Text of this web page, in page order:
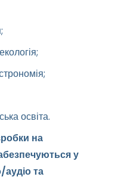
освіта.
на
у
аудіо та